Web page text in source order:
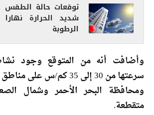
توقعات حالة
شديد الحرارة
الرطوبة
وأضافت أنه من المتوقع وجود
سرعتها من 30 إلى 35 كم/س
ومحافظة البحر الأحمر وشمال
متقطعة.